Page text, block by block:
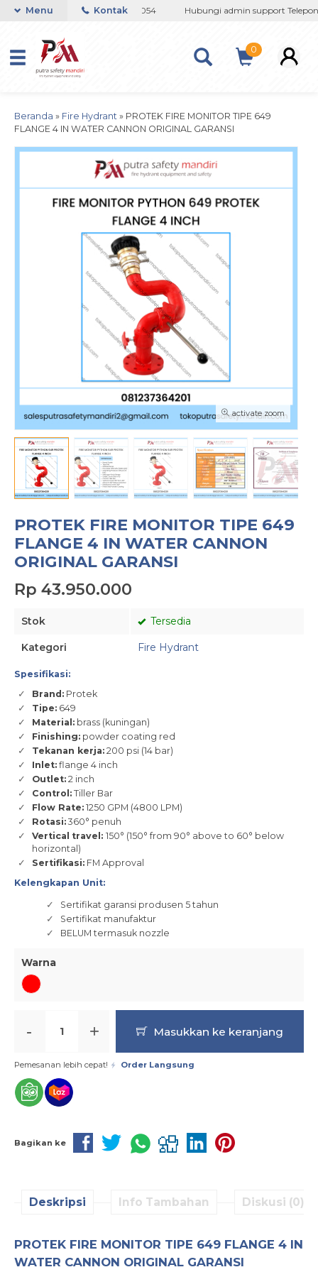
/ 081237364201 / 081290691054 Hubungi admin support Telepon
Menu Kontak
0
Beranda » Fire Hydrant » PROTEK FIRE MONITOR TIPE 649
FLANGE 4 IN WATER CANNON ORIGINAL GARANSI
activate zoom
PROTEK FIRE MONITOR TIPE 649
FLANGE 4 IN WATER CANNON
ORIGINAL GARANSI
Rp 43.950.000
Stok Tersedia
Kategori Fire Hydrant
Spesifikasi:
Brand: Protek
Tipe: 649
Material: brass (kuningan)
Finishing: powder coating red
Tekanan kerja: 200 psi (14 bar)
Inlet: flange 4 inch
Outlet: 2 inch
Control: Tiller Bar
Flow Rate: 1250 GPM (4800 LPM)
Rotasi:360° penuh
Vertical travel: 150° (150° from 90° above to 60° below
horizontal)
Sertifikasi: FM Approval
Kelengkapan Unit:
Sertifikat garansi produsen 5 tahun
Sertifikat manufaktur
BELUM termasuk nozzle
Warna
- + Masukkan ke keranjang
Pemesanan lebih cepat! Order Langsung
Bagikan ke
Deskripsi Info Tambahan Diskusi (0)
PROTEK FIRE MONITOR TIPE 649 FLANGE 4 IN
WATER CANNON ORIGINAL GARANSI